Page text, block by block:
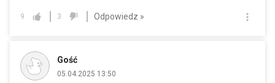
9 3 Odpowiedz »
Gość
05.04.2025 13:50